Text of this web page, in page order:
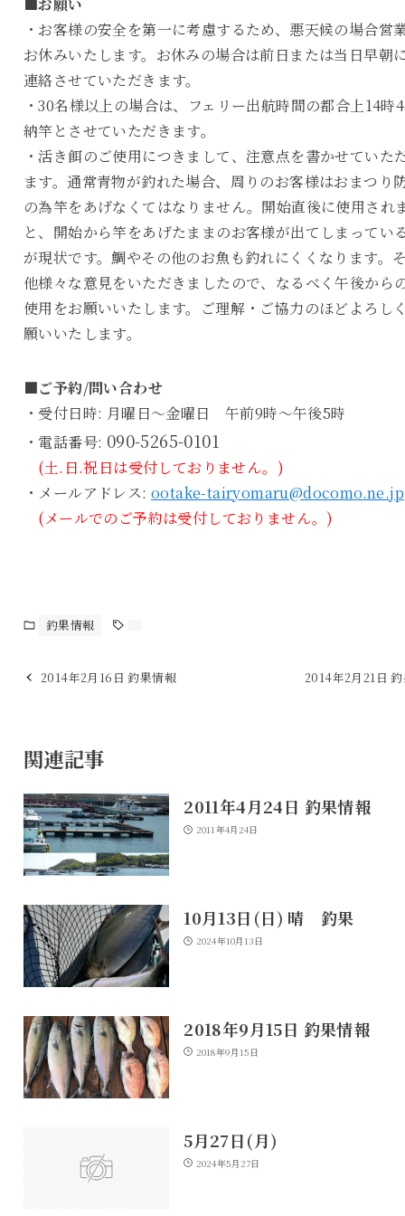
・お客様の安全を第一に考慮するため、悪天候の場合営
お休みいたします。お休みの場合は前日または当日早朝
連絡させていただきます。
・30名様以上の場合は、フェリー出航時間の都合上14時
納竿とさせていただきます。
・活き餌のご使用につきまして、注意点を書かせていた
ます。通常青物が釣れた場合、周りのお客様はおまつり
の為竿をあげなくてはなりません。開始直後に使用され
と、開始から竿をあげたままのお客様が出てしまってい
が現状です。鯛やその他のお魚も釣れにくくなります。
他様々な意見をいただきましたので、なるべく午後から
使用をお願いいたします。ご理解・ご協力のほどよろし
願いいたします。
■ご予約/問い合わせ
・受付日時: 月曜日～金曜日 午前9時～午後5時
・電話番号: 090-5265-0101
(土.日.祝日は受付しておりません。)
・メールアドレス: ootake-tairyomaru@docomo.ne.jp
(メールでのご予約は受付しておりません。)
釣果情報
2014年2月16日 釣果情報 2014年2月21日
関連記事
2011年4月24日 釣果情報
2011年4月24日
10月13日(日) 晴 釣果
2024年10月13日
2018年9月15日 釣果情報
2018年9月15日
5月27日(月)
2024年5月27日